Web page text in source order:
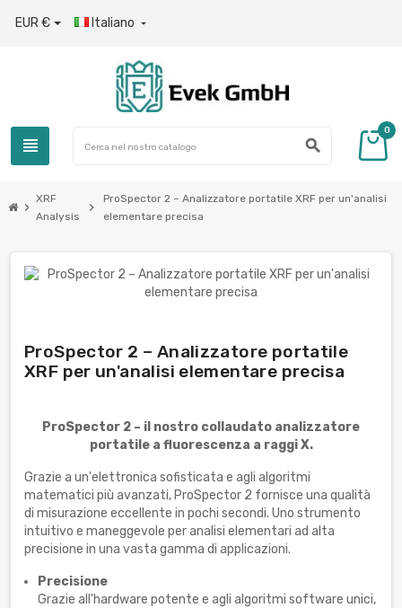
EUR € Italiano 
view_headline search
0
chevron_right
XRF
Analysis
chevron_right
ProSpector 2 – Analizzatore portatile XRF per un'analisi
elementare precisa
ProSpector 2 – Analizzatore portatile
XRF per un'analisi elementare precisa
ProSpector 2 – il nostro collaudato analizzatore
portatile a fluorescenza a raggi X.
Grazie a un'elettronica sofisticata e agli algoritmi
matematici più avanzati, ProSpector 2 fornisce una qualità
di misurazione eccellente in pochi secondi. Uno strumento
intuitivo e maneggevole per analisi elementari ad alta
precisione in una vasta gamma di applicazioni.
Precisione
Grazie all'hardware potente e agli algoritmi software unici,